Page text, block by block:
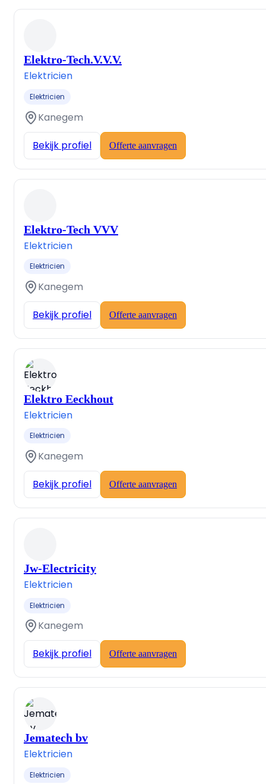
Elektro-Tech.V.V.V.
Elektricien
Elektricien
Kanegem
Bekijk profiel Offerte aanvragen
Elektro-Tech VVV
Elektricien
Elektricien
Kanegem
Bekijk profiel Offerte aanvragen
Elektro Eeckhout
Elektricien
Elektricien
Kanegem
Bekijk profiel Offerte aanvragen
Jw-Electricity
Elektricien
Elektricien
Kanegem
Bekijk profiel Offerte aanvragen
Jematech bv
Elektricien
Elektricien